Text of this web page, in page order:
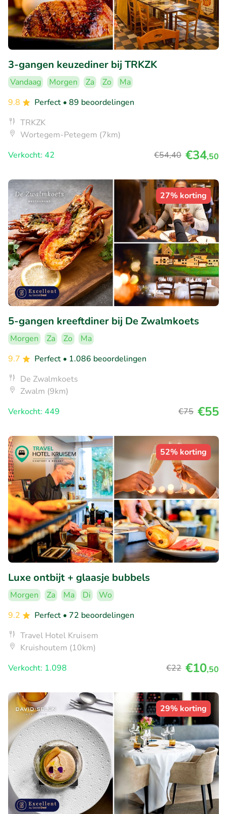
3-gangen keuzediner bij TRKZK
Vandaag Morgen Za Zo
Ma
9.8
Perfect • 89 beoordelingen
TRKZK
Wortegem-Petegem (7km)
Verkocht: 42
€54,40 €34,50
27% korting
5-gangen kreeftdiner bij De Zwalmkoets
Morgen Za Zo
Ma
9.7
Perfect • 1.086 beoordelingen
De Zwalmkoets
Zwalm (9km)
Verkocht: 449
€75 €55
52% korting
Luxe ontbijt + glaasje bubbels
Morgen Za Ma Di
Wo
9.2
Perfect • 72 beoordelingen
Travel Hotel Kruisem
Kruishoutem (10km)
Verkocht: 1.098
€22 €10,50
29% korting